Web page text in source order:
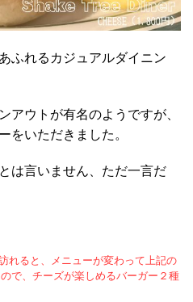
ふれるカジュアルダイニン
アウトが有名のようですが、
をいただきました。
は言いません、ただ一言だ
れると、メニューが変わって上記の
で、チーズが楽しめるバーガー２種